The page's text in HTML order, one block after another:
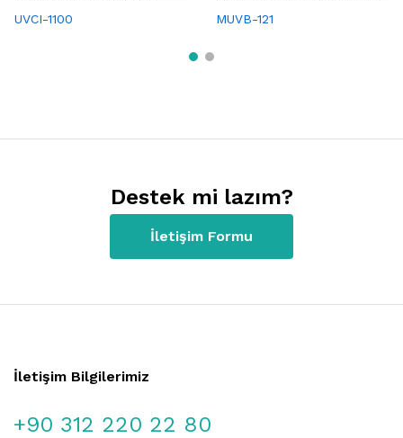
UVCI-1100 MUVB-121
Destek mi lazım?
İletişim Formu
İletişim Bilgilerimiz
+90 312 220 22 80